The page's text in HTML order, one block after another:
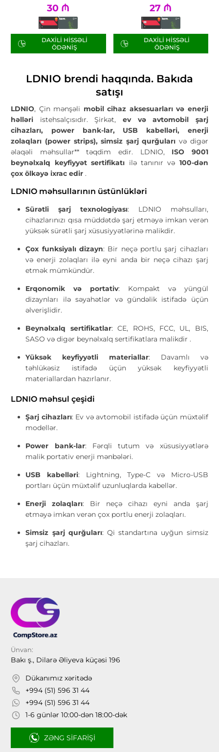
30 ₼
DAXILI HISSƏLI
ÖDƏNIŞ
27 ₼
DAXILI HISSƏLI
ÖDƏNIŞ
LDNIO brendi haqqında. Bakıda
satışı
LDNIO, Çin mənşəli mobil cihaz aksesuarları və enerji
həlləri istehsalçısıdır. Şirkət, ev və avtomobil şarj
cihazları, power bank-lar, USB kabelləri, enerji
zolaqları (power strips), simsiz şarj qurğuları və digər
əlaqəli məhsullar** təqdim edir. LDNIO, ISO 9001
beynəlxalq keyfiyyət sertifikatı ilə tanınır və 100-dən
çox ölkəyə ixrac edir .
LDNIO məhsullarının üstünlükləri
Sürətli şarj texnologiyası: LDNIO məhsulları,
cihazlarınızı qısa müddətdə şarj etməyə imkan verən
yüksək sürətli şarj xüsusiyyətlərinə malikdir.
Çox funksiyalı dizayn: Bir neçə portlu şarj cihazları
və enerji zolaqları ilə eyni anda bir neçə cihazı şarj
etmək mümkündür.
Erqonomik və portativ: Kompakt və yüngül
dizaynları ilə səyahətlər və gündəlik istifadə üçün
əlverişlidir.
Beynəlxalq sertifikatlar: CE, ROHS, FCC, UL, BIS,
SASO və digər beynəlxalq sertifikatlara malikdir .
Yüksək keyfiyyətli materiallar: Davamlı və
təhlükəsiz istifadə üçün yüksək keyfiyyətli
materiallardan hazırlanır.
LDNIO məhsul çeşidi
Şarj cihazları: Ev və avtomobil istifadə üçün müxtəlif
modellər.
Power bank-lar: Fərqli tutum və xüsusiyyətlərə
malik portativ enerji mənbələri.
USB kabelləri: Lightning, Type-C və Micro-USB
portları üçün müxtəlif uzunluqlarda kabellər.
Enerji zolaqları: Bir neçə cihazı eyni anda şarj
etməyə imkan verən çox portlu enerji zolaqları.
Simsiz şarj qurğuları: Qi standartına uyğun simsiz
şarj cihazları.
Ünvan:
Bakı ş., Dilarə Əliyeva küçəsi 196
Dükanımız xəritədə
+994 (51) 596 31 44
+994 (51) 596 31 44
1-6 günlər 10:00-dən 18:00-dək
ZƏNG SIFARIŞI